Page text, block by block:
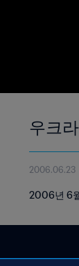
우크
2006.06.23
2006년 6